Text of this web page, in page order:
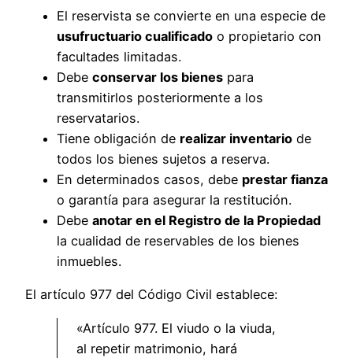
El reservista se convierte en una especie de
usufructuario cualificado o propietario con
facultades limitadas.
Debe conservar los bienes para
transmitirlos posteriormente a los
reservatarios.
Tiene obligación de realizar inventario de
todos los bienes sujetos a reserva.
En determinados casos, debe prestar fianza
o garantía para asegurar la restitución.
Debe anotar en el Registro de la Propiedad
la cualidad de reservables de los bienes
inmuebles.
El artículo 977 del Código Civil establece:
«Artículo 977. El viudo o la viuda,
al repetir matrimonio, hará